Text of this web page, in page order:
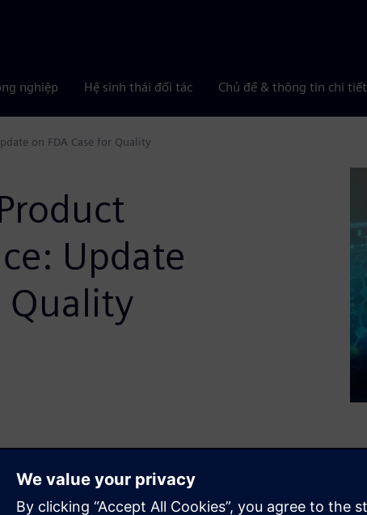
nghiệp Hệ sinh thái đối tác Chủ đề & thông tin chi tiết
on FDA Case for Quality
Update
Quality
for Quality program. Learn how